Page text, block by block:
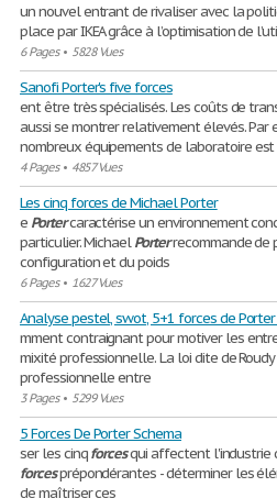
un nouvel entrant de rivaliser avec la
place par IKEA grâce à l’optimisation de
6 Pages• 5828 Vues
Sanofi Porter's five forces
ent être très spécialisés. Les coûts de
aussi se montrer relativement élevés. Par
nombreux équipements de laboratoire est
4 Pages• 4857 Vues
Les cinq forces de Michael Porter
e Portercaractérise un environnement
particulier. MichaelPorterrecommande de
configuration et du poids
6 Pages• 1627 Vues
Analyse pestel, swot, 5+1 forces de Porter
mment contraignant pour motiver les
mixité professionnelle. La loi dite de
professionnelle entre
3 Pages• 5299 Vues
5 Forces De Porter Schema
ser les cinqforcesqui affectent l'industrie
forcesprépondérantes - déterminer les
de maîtriser ces